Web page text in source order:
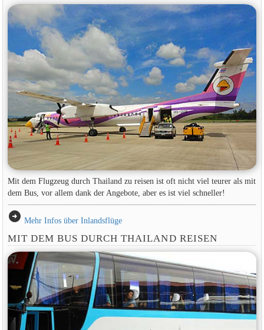
Mit dem Flugzeug durch Thailand zu reisen ist oft nicht viel teurer als mit
dem Bus, vor allem dank der Angebote, aber es ist viel schneller!
arrow_circle_right Mehr Infos über Inlandsflüge
MIT DEM BUS DURCH THAILAND REISEN